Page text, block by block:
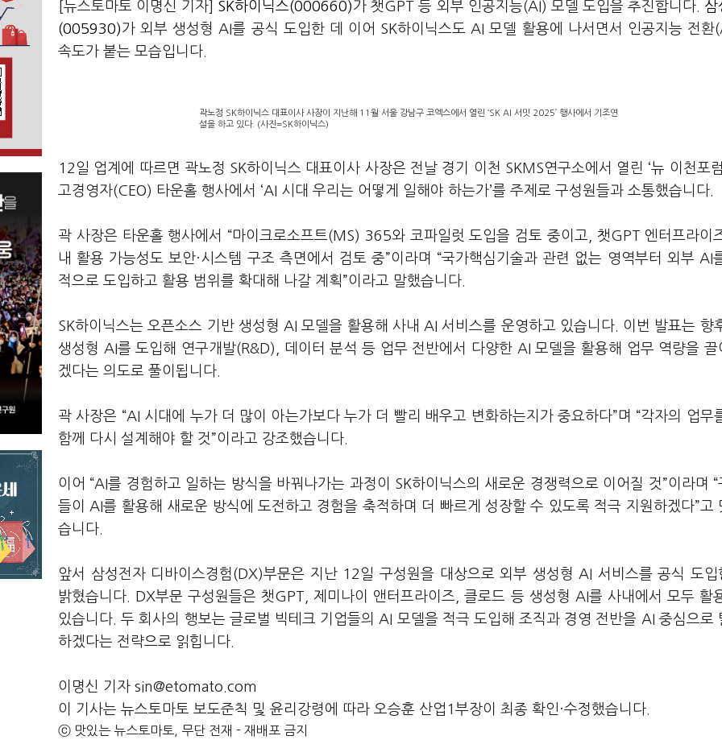
[뉴스토마토 이명신 기자] SK하이닉스(000660)가 챗GPT 등 외부 인공지능(AI) 모델 도입을 추진합니다. 삼
(005930)가 외부 생성형 AI를 공식 도입한 데 이어 SK하이닉스도 AI 모델 활용에 나서면서 인공지능 전환
속도가 붙는 모습입니다.
곽노정 SK하이닉스 대표이사 사장이 지난해 11월 서울 강남구 코엑스에서 열린 ‘SK AI 서밋 2025’ 행사에서 기조연
설을 하고 있다. (사진=SK하이닉스)
12일 업계에 따르면 곽노정 SK하이닉스 대표이사 사장은 전날 경기 이천 SKMS연구소에서 열린 ‘뉴 이천포
고경영자(CEO) 타운홀 행사에서 ‘AI 시대 우리는 어떻게 일해야 하는가’를 주제로 구성원들과 소통했습니다.
곽 사장은 타운홀 행사에서 “마이크로소프트(MS) 365와 코파일럿 도입을 검토 중이고, 챗GPT 엔터프라이
내 활용 가능성도 보안·시스템 구조 측면에서 검토 중”이라며 “국가핵심기술과 관련 없는 영역부터 외부 AI
적으로 도입하고 활용 범위를 확대해 나갈 계획”이라고 말했습니다.
SK하이닉스는 오픈소스 기반 생성형 AI 모델을 활용해 사내 AI 서비스를 운영하고 있습니다. 이번 발표는 향
생성형 AI를 도입해 연구개발(R&D), 데이터 분석 등 업무 전반에서 다양한 AI 모델을 활용해 업무 역량을 끌
겠다는 의도로 풀이됩니다.
곽 사장은 “AI 시대에 누가 더 많이 아는가보다 누가 더 빨리 배우고 변화하는지가 중요하다”며 “각자의 업무
함께 다시 설계해야 할 것”이라고 강조했습니다.
이어 “AI를 경험하고 일하는 방식을 바꿔나가는 과정이 SK하이닉스의 새로운 경쟁력으로 이어질 것”이라며 “
들이 AI를 활용해 새로운 방식에 도전하고 경험을 축적하며 더 빠르게 성장할 수 있도록 적극 지원하겠다”고
습니다.
앞서 삼성전자 디바이스경험(DX)부문은 지난 12일 구성원을 대상으로 외부 생성형 AI 서비스를 공식 도입
밝혔습니다. DX부문 구성원들은 챗GPT, 제미나이 앤터프라이즈, 클로드 등 생성형 AI를 사내에서 모두 활
있습니다. 두 회사의 행보는 글로벌 빅테크 기업들의 AI 모델을 적극 도입해 조직과 경영 전반을 AI 중심으로
하겠다는 전략으로 읽힙니다.
이명신 기자 sin@etomato.com
이 기사는 뉴스토마토 보도준칙 및 윤리강령에 따라 오승훈 산업1부장이 최종 확인·수정했습니다.
ⓒ 맛있는 뉴스토마토, 무단 전재 - 재배포 금지